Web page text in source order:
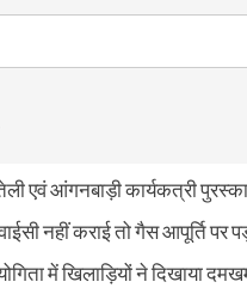
एवं आंगनबाड़ी कार्यकत्री
नहीं कराई तो गैस आपूर्ति पर
में खिलाड़ियों ने दिखाया